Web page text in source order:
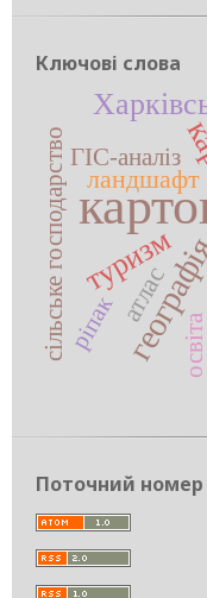
Ключові слова
туризм
атлас
ландшафт
сільське господарствоГІС-аналіз
освіта
ріпак
Поточний номер